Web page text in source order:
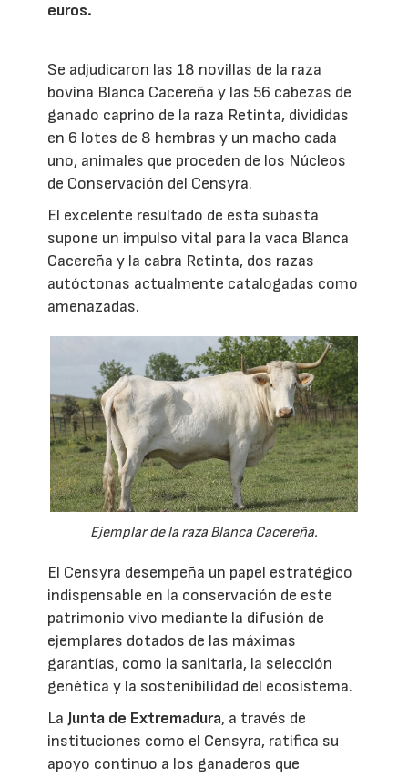
euros.
Se adjudicaron las 18 novillas de la raza
bovina Blanca Cacereña y las 56 cabezas de
ganado caprino de la raza Retinta, divididas
en 6 lotes de 8 hembras y un macho cada
uno, animales que proceden de los Núcleos
de Conservación del Censyra.
El excelente resultado de esta subasta
supone un impulso vital para la vaca Blanca
Cacereña y la cabra Retinta, dos razas
autóctonas actualmente catalogadas como
amenazadas.
Ejemplar de la raza Blanca Cacereña.
El Censyra desempeña un papel estratégico
indispensable en la conservación de este
patrimonio vivo mediante la difusión de
ejemplares dotados de las máximas
garantías, como la sanitaria, la selección
genética y la sostenibilidad del ecosistema.
La Junta de Extremadura, a través de
instituciones como el Censyra, ratifica su
apoyo continuo a los ganaderos que